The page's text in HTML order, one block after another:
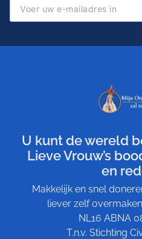
U kunt de wereld
Lieve Vrouw’s
en
Makkelijk en snel
liever zelf
NL16 ABNA
T.n.v. Stichting